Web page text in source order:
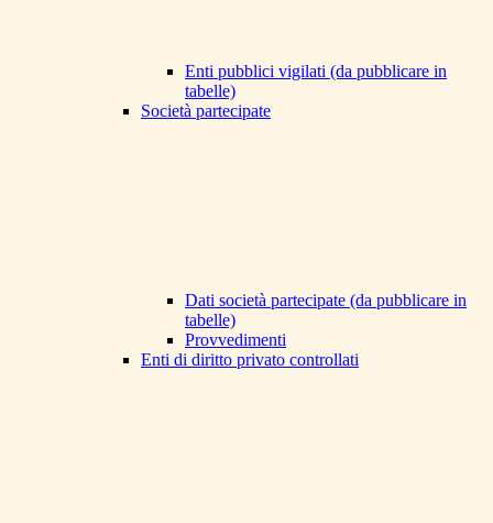
Enti pubblici vigilati (da pubblicare in
tabelle)
Società partecipate
Dati società partecipate (da pubblicare in
tabelle)
Provvedimenti
Enti di diritto privato controllati